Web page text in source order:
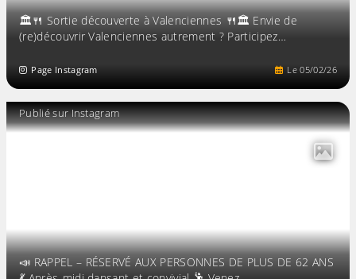
🏛️🍴 Sortie découverte à Valenciennes 🍴🏛️ Envie de
(re)découvrir Valenciennes autrement ? Participez…
Le05/02/26
Page Instagram
Publié sur Instagram
📣 RAPPEL – RÉSERVÉ AUX PERSONNES DE PLUS DE 62 ANS